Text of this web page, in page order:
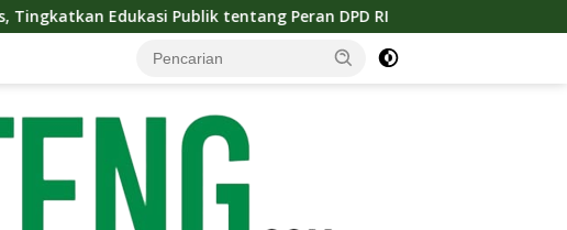
tentang Peran DPD RI Masuknya Musim Kemarau PT Pada